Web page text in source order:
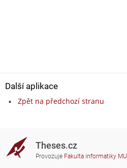
Další aplikace
Zpět na předchozí stranu
Theses.cz
Provozuje Fakulta informatiky MU